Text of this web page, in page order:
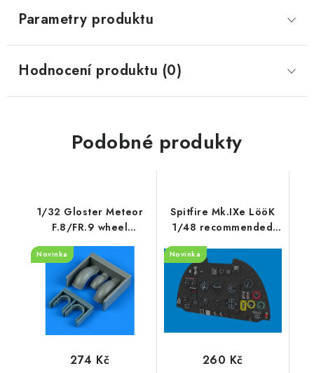
Parametry produktu
Hodnocení produktu (0)
Podobné produkty
1/32 Gloster Meteor
F.8/FR.9 wheel
fenders recommended
for Revell
Novinka
274 Kč
Spitfire Mk.IXe LööK
1/48 recommended
for AIRFIX
Novinka
260 Kč